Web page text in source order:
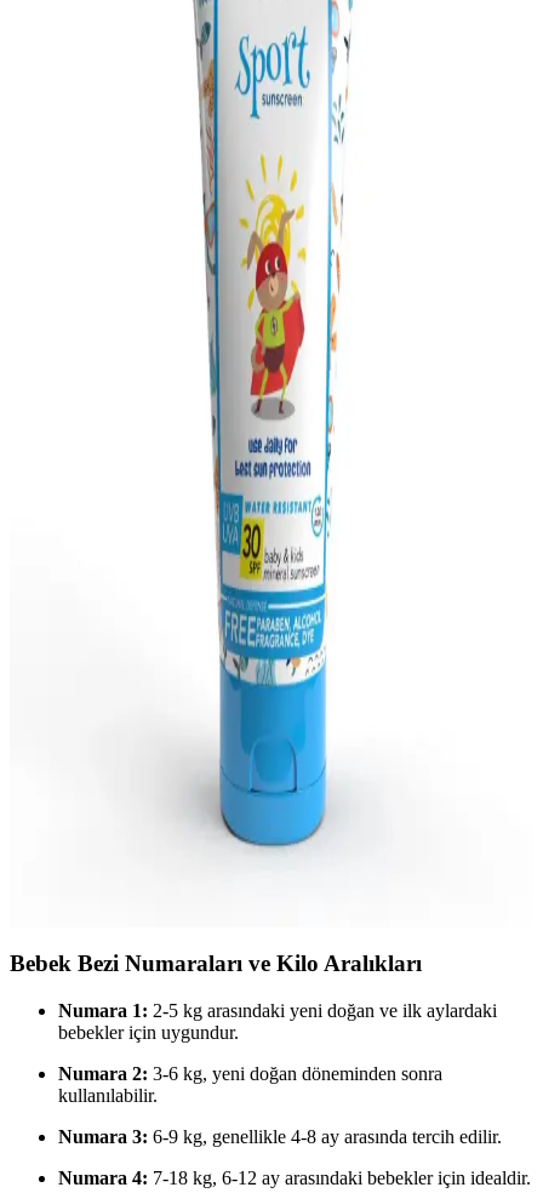
Doğal içerikli bebek yağı, hassas ciltleri korur, nemlendirir ve cilt
bariyerini güçlendirir. Günlük kullanımda pişik ve egzama riskini
azaltır, güvenle tercih edilebilir.
Bebek Bone Tasarımında Konfor ve Estetiğin Bir
Bebeklerin hassas ciltlerine uygun, pamuklu ve esnek yapısıyla
tasarlanmış bebek bonesi ürünleri, şıklık ve rahatlığı bir arada sunar,
pratik kullanım avantajlarıyla öne çıkar.
Bebek Yüz Kremi Seçimi ve Kullanımında Güvenlik
Bebeklerin hassas cildi için güvenli ve doğru yüz kremi seçimi,
kullanım ipuçları ve güneş koruyucu önerileriyle cilt sağlığını
Devlet Destekli Bebek Cilt Bakım Ürünleri ve Dijital
Erişim Yolları Hakkında Güncel Bilgiler
Günümüzde devlet destekli bebek cilt bakım ürünleri ve dijital
platformlar aracılığıyla erişim imkanları gelişiyor. Bu çalışmalar
ailelerin bilinçlenmesine ve ürünlere ulaşımın kolaylaşmasına katkı
Güvenli Bebek Saç Bakım Şampuanları: Hassas
Ciltler İçin Doğru Seçenekler ve Öneriler
Bebek ve Çocuklar İçin Güvenli Güneş Kremi
Seçenekleri ve Kullanım İpuçları
Bebek ve çocuklar için güneş kremi seçerken yüksek SPF, mineral
Bebek Bezi Numaraları ve Kilo Aralıkları
Numara 1: 2-5 kg arasındaki yeni doğan ve ilk aylardaki
bebekler için uygundur.
Numara 2: 3-6 kg, yeni doğan döneminden sonra
kullanılabilir.
Numara 3: 6-9 kg, genellikle 4-8 ay arasında tercih edilir.
Numara 4: 7-18 kg, 6-12 ay arasındaki bebekler için idealdir.